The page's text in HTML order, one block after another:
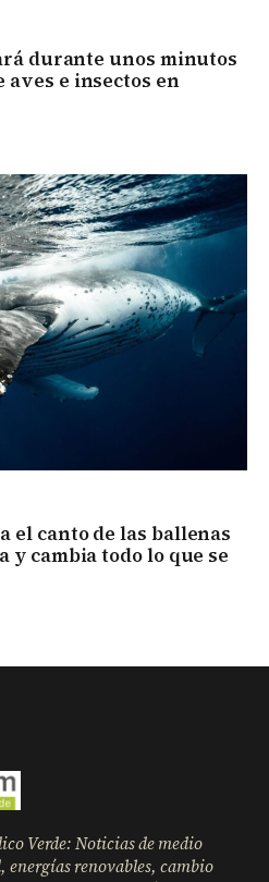
durante unos minutos
e insectos en
el canto de las ballenas
y cambia todo lo que se
Verde: Noticias de medio
renovables, cambio